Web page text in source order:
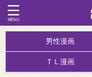
男性漫画
ＴＬ漫画